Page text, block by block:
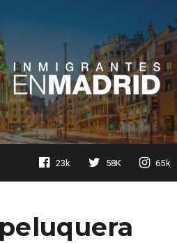
23k 58K 65k
peluquera